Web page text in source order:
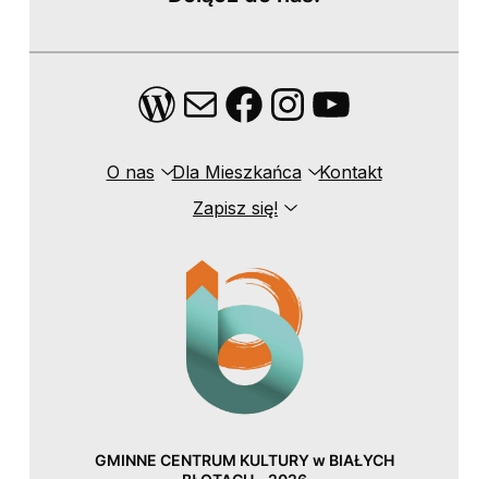
WordPress
MailFacebook
Instagram
YouTube
O nas Dla Mieszkańca
Kontakt
Zapisz się!
GMINNE CENTRUM KULTURY w BIAŁYCH